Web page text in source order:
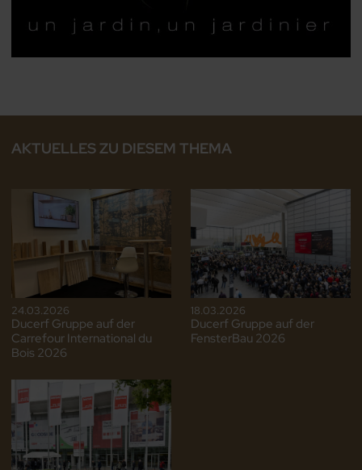
AKTUELLES ZU DIESEM THEMA
24.03.2026
Ducerf Gruppe auf der
Carrefour International du
Bois 2026
18.03.2026
Ducerf Gruppe auf der
FensterBau 2026